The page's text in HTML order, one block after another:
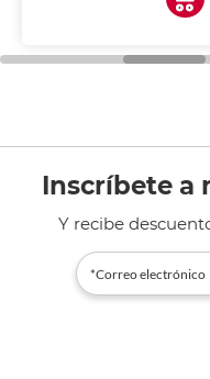
Inscríbete a
Y recibe